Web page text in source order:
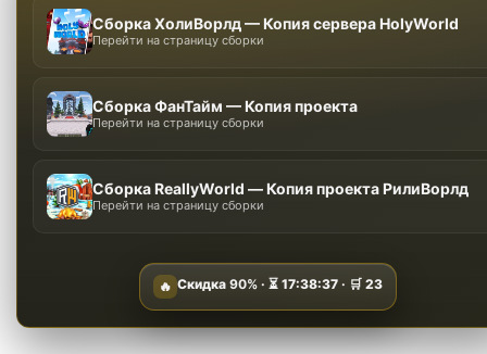
Сборка ХолиВорлд — Копия сервера HolyWorld
Перейти на страницу сборки
Сборка ФанТайм — Копия проекта
Перейти на страницу сборки
Сборка ReallyWorld — Копия проекта РилиВорлд
Перейти на страницу сборки
🔥 Скидка 90%· ⏳ 17:38:35 · 🛒23